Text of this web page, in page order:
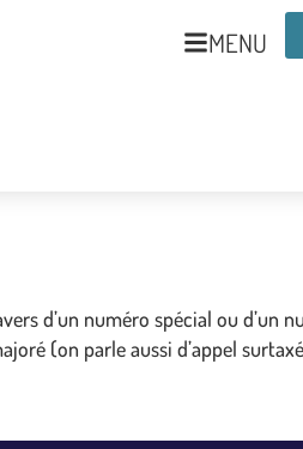
MENU
d’un numéro spécial ou
(on parle aussi d’appel